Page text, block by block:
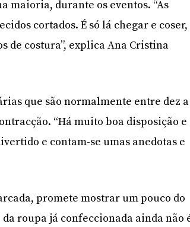
maioria, durante os eventos. “As
cortados. É só lá chegar e coser,
de costura”, explica Ana Cristina
que são normalmente entre dez a
“Há muito boa disposição e
e contam-se umas anedotas e
promete mostrar um pouco do
roupa já confeccionada ainda não